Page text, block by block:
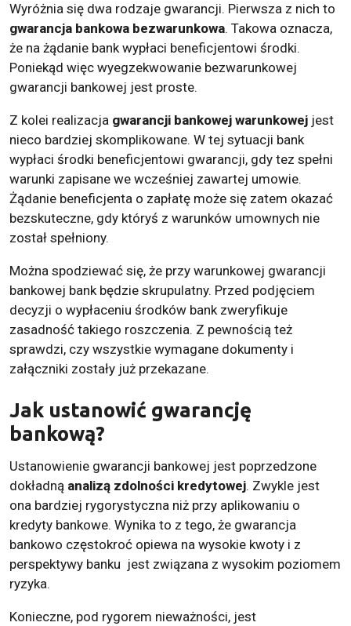
Wyróżnia się dwa rodzaje gwarancji. Pierwsza z nich to
gwarancja bankowa bezwarunkowa. Takowa oznacza,
że na żądanie bank wypłaci beneficjentowi środki.
Poniekąd więc wyegzekwowanie bezwarunkowej
gwarancji bankowej jest proste.
Z kolei realizacja gwarancji bankowej warunkowej jest
nieco bardziej skomplikowane. W tej sytuacji bank
wypłaci środki beneficjentowi gwarancji, gdy tez spełni
warunki zapisane we wcześniej zawartej umowie.
Żądanie beneficjenta o zapłatę może się zatem okazać
bezskuteczne, gdy któryś z warunków umownych nie
został spełniony.
Można spodziewać się, że przy warunkowej gwarancji
bankowej bank będzie skrupulatny. Przed podjęciem
decyzji o wypłaceniu środków bank zweryfikuje
zasadność takiego roszczenia. Z pewnością też
sprawdzi, czy wszystkie wymagane dokumenty i
załączniki zostały już przekazane.
Jak ustanowić gwarancję
bankową?
Ustanowienie gwarancji bankowej jest poprzedzone
dokładną analizą zdolności kredytowej. Zwykle jest
ona bardziej rygorystyczna niż przy aplikowaniu o
kredyty bankowe. Wynika to z tego, że gwarancja
bankowo częstokroć opiewa na wysokie kwoty i z
perspektywy banku jest związana z wysokim poziomem
ryzyka.
Konieczne, pod rygorem nieważności, jest